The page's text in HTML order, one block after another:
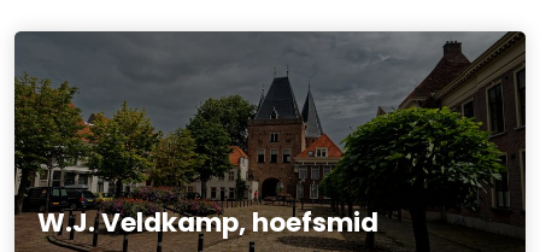
W.J. Veldkamp, hoefsmid